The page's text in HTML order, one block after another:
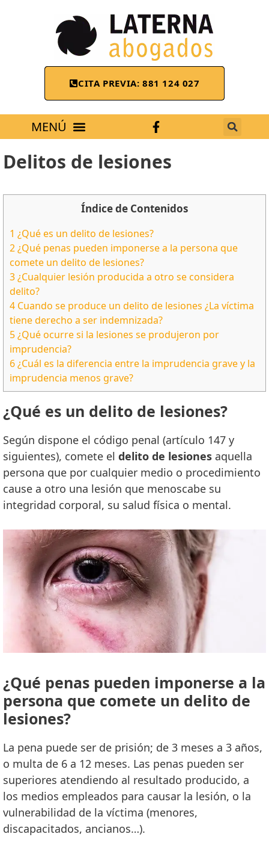
CITA PREVIA: 881 124 027
Delitos de lesiones
Índice de Contenidos
1 ¿Qué es un delito de lesiones?
2¿Qué penas pueden imponerse a la persona que
comete un delito de lesiones?
3¿Cualquier lesión producida a otro se considera
delito?
4 Cuando se produce un delito de lesiones ¿La víctima
tiene derecho a ser indemnizada?
5¿Qué ocurre si la lesiones se produjeron por
imprudencia?
6¿Cuál es la diferencia entre la imprudencia grave y la
imprudencia menos grave?
¿Qué es un delito de lesiones?
Según dispone el código penal (artículo 147 y
siguientes), comete el delito de lesiones aquella
persona que por cualquier medio o procedimiento
cause a otro una lesión que menoscabe su
integridad corporal, su salud física o mental.
¿Qué penas pueden imponerse a la
persona que comete un delito de
lesiones?
La pena puede ser de prisión; de 3 meses a 3 años,
o multa de 6 a 12 meses. Las penas pueden ser
superiores atendiendo al resultado producido, a
los medios empleados para causar la lesión, o la
vulnerabilidad de la víctima (menores,
discapacitados, ancianos…).